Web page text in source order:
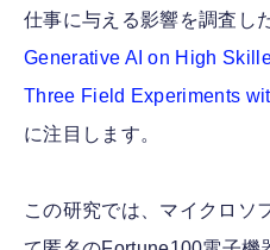
仕事に与える影響を調査し
Generative AI on High
Three Field Experiments
に注目します。
この研究では、マイクロソ